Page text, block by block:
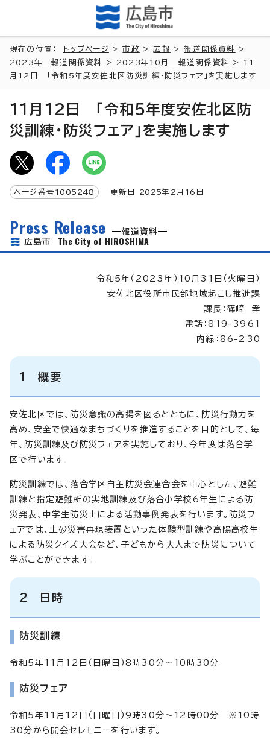
現在の位置： トップページ >市政 >広報 >報道関係資料
>
2023年 報道関係資料
> 2023年10月 報道関係資料
> 11
月12日 「令和5年度安佐北区防災訓練・防災フェア」を実施します
11月12日 「令和5年度安佐北区防
災訓練・防災フェア」を実施します
ページ番号 1005248 更新日 2025年2月 16 日
Press Release
報道資料
広島市 The City of HIROSHIMA
令和5年（2023年）10月31日（火曜日）
安佐北区役所市民部地域起こし推進課
課長：篠崎 孝
電話：819-3961
内線：86-230
1 概要
安佐北区では、防災意識の高揚を図るとともに、防災行動力を
高め、安全で快適なまちづくりを推進することを目的として、毎
年、防災訓練及び防災フェアを実施しており、今年度は落合学
区で行います。
防災訓練では、落合学区自主防災会連合会を中心とした、避難
訓練と指定避難所の実地訓練及び落合小学校6年生による防
災発表、中学生防災士による活動事例発表を行います。防災フ
ェアでは、土砂災害再現装置といった体験型訓練や高陽高校生
による防災クイズ大会など、子どもから大人まで防災について
学ぶことができます。
2 日時
防災訓練
令和5年11月12日（日曜日）8時30分～10時30分
防災フェア
令和5年11月12日（日曜日）9時30分～12時00分 ※10時
30分から開会セレモニーを行います。